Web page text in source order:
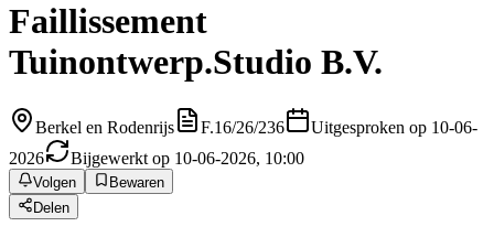
Faillissement
Tuinontwerp.Studio B.V.
Berkel en Rodenrijs F.16/26/236
Uitgesproken op 10-06-
2026
Bijgewerkt op 10-06-2026, 10:00
Volgen
Bewaren
Delen